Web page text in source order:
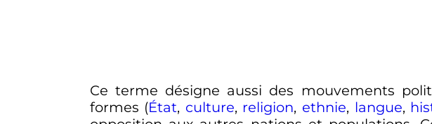
Ce terme désigne aussi des mouvements
formes (État, culture, religion, ethnie, langue,